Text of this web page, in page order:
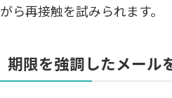
がら再接触を試みられます。
期限を強調したメール